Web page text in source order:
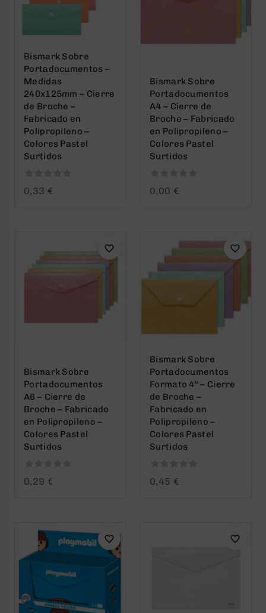
Bismark Sobre
Portadocumentos –
Medidas
240x125mm – Cierre
de Broche –
Fabricado en
Polipropileno –
Colores Pastel
Surtidos
0
0,33 €
Bismark Sobre
Portadocumentos
A4 – Cierre de
Broche – Fabricado
en Polipropileno –
Colores Pastel
Surtidos
0
0,00 €
Bismark Sobre
Portadocumentos
A6 – Cierre de
Broche – Fabricado
en Polipropileno –
Colores Pastel
Surtidos
0
0,29 €
Bismark Sobre
Portadocumentos
Formato 4º – Cierre
de Broche –
Fabricado en
Polipropileno –
Colores Pastel
Surtidos
0
0,45 €